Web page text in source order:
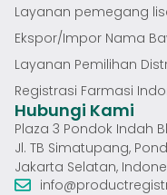
Layanan pemegang
Ekspor/Impor Nama
Layanan Pemilihan
Registrasi Farmasi
Hubungi Kami
Plaza 3 Pondok Indah
Jl. TB Simatupang,
Jakarta Selatan,